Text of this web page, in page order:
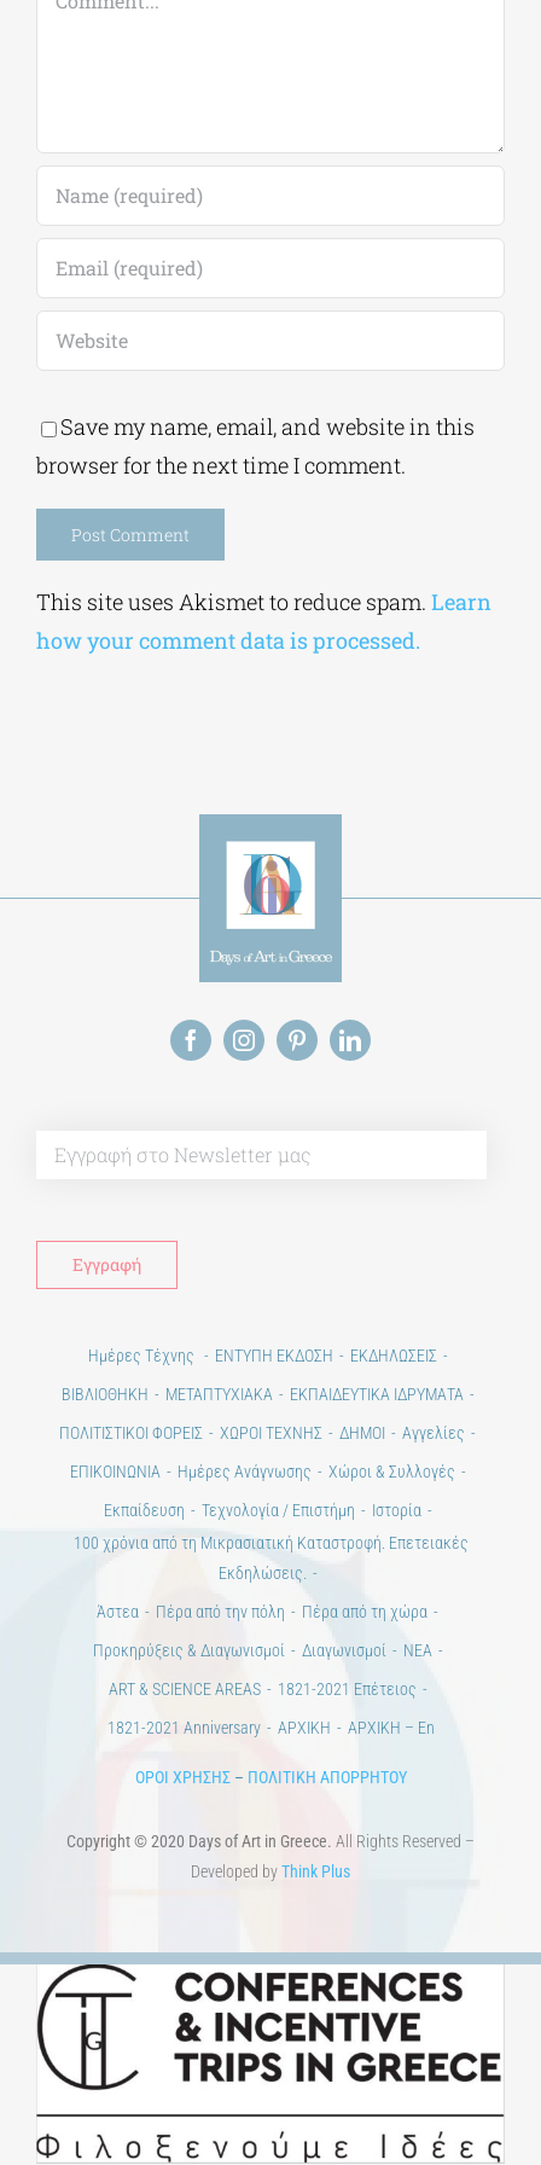
Save my name, email, and website in this
browser for the next time I comment.
Alternative:
This site uses Akismet to reduce spam.
Ημέρες Τέχνης ΕΝΤΥΠΗ ΕΚΔΟΣΗ
ΕΚΔΗΛΩΣΕΙΣ
ΒΙΒΛΙΟΘΗΚΗ
ΜΕΤΑΠΤΥΧΙΑΚΑ
ΕΚΠΑΙΔΕΥΤΙΚΑ ΙΔΡΥΜΑΤΑ
ΠΟΛΙΤΙΣΤΙΚΟΙ ΦΟΡΕΙΣ
ΧΩΡΟΙ ΤΕΧΝΗΣ ΔΗΜΟΙ
Αγγελίες
ΕΠΙΚΟΙΝΩΝΙΑ
Ημέρες Ανάγνωσης
Χώροι & Συλλογές
Εκπαίδευση
Τεχνολογία / Επιστήμη
Ιστορία
100 χρόνια από τη Μικρασιατική Καταστροφή. Επετειακές
Εκδηλώσεις.
Άστεα
Πέρα από την πόλη
Πέρα από τη χώρα
Προκηρύξεις & Διαγωνισμοί
Διαγωνισμοί
ΝΕΑ
ART & SCIENCE AREAS
1821-2021 Επέτειος
1821-2021 Anniversary
ΑΡΧΙΚΗ ΑΡΧΙΚΗ – En
Copyright © 2020 Days of Art in Greece. All Rights Reserved –